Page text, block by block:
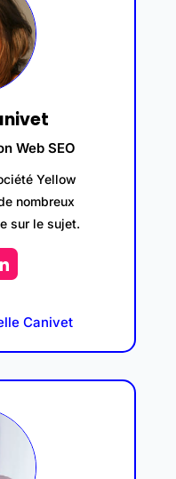
Web SEO
Yellow
nombreux
sur le sujet.
Canivet